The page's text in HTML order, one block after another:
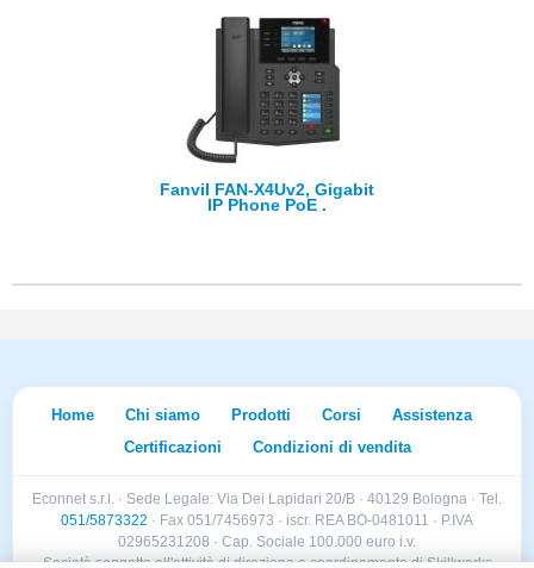
Fanvil FAN-X4Uv2, Gigabit
IP Phone PoE .
Home Chi siamo Prodotti Corsi
Assistenza
Certificazioni
Condizioni di vendita
Econnet s.r.l. · Sede Legale: Via Dei Lapidari 20/B · 40129 Bologna · Tel.
051/5873322 · Fax 051/7456973 · iscr. REA BO-0481011 · P.IVA
02965231208 · Cap. Sociale 100.000 euro i.v.
Società soggetta all'attività di direzione e coordinamento di Skillworks